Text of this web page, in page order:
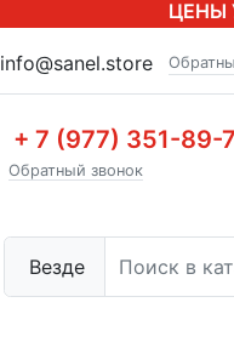
ЦЕНЫ
info@sanel.store
+ 7 (977) 351-89-
Обратный звонок
Везде